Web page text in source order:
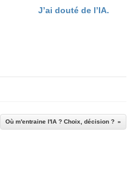
J’ai douté de l’IA.
Où m'entraine l'IA ? Choix, décision ?